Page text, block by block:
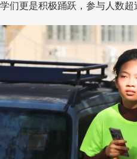
学们更是积极踊跃，参与人数超